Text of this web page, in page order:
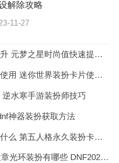
解除攻略
11-27
元梦之星时尚值怎么提升 元梦之星时尚值快速提升方法
迷你世界装扮卡片如何使用 迷你世界装扮卡片使用教程
水寒手游装扮师技巧
神器装扮获取方法
第五人格永久装扮卡是什么 第五人格永久装扮卡怎么用
DNF2023中秋节礼包徽章光环装扮有哪些 DNF2023中秋节礼包徽章光环装扮详解